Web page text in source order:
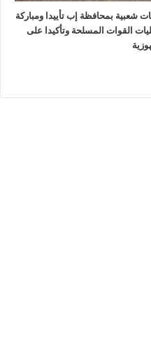
شعبية بمحافظة إب تأييدا ومباركة
القوات المسلحة وتأكيدا على